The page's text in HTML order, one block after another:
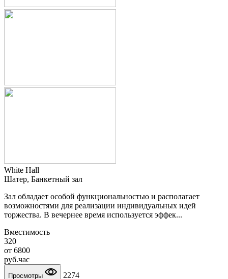
White Hall
Шатер, Банкетный зал
Зал обладает особой функциональностью и располагает
возможностями для реализации индивидуальных идей
торжества. В вечернее время используется эффек...
Вместимость
320
от 6800
руб.час
Просмотры 2274